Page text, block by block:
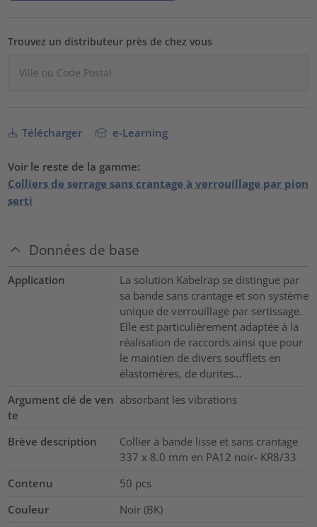
Trouvez un distributeur près de chez vous
Télécharger e-Learning
Voir le reste de la gamme:
Colliers de serrage sans crantage à verrouillage par pion
serti
Données de base
Application
La solution Kabelrap se distingue par
sa bande sans crantage et son système
unique de verrouillage par sertissage.
Elle est particulièrement adaptée à la
réalisation de raccords ainsi que pour
le maintien de divers soufflets en
élastomères, de durites…
Argument clé de ven
te
absorbant les vibrations
Brève description
Collier à bande lisse et sans crantage
337 x 8.0 mm en PA12 noir- KR8/33
Contenu
50 pcs
Couleur
Noir (BK)